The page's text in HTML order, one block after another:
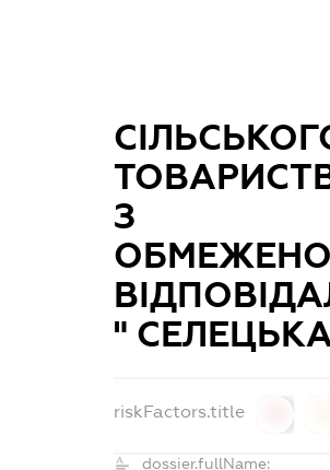
З
"
riskFactors.title
dossier.fullName: